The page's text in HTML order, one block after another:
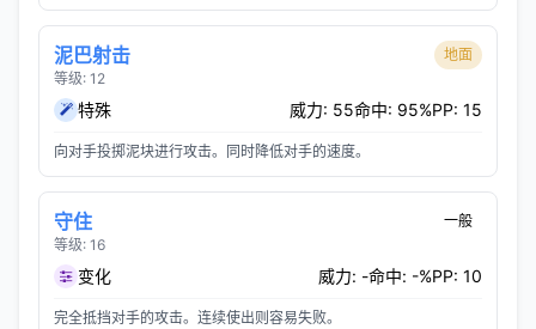
泥巴射击
等级: 12
地面
特殊 威力: 55命中: 95%PP: 15
向对手投掷泥块进行攻击。同时降低对手的速度。
守住
等级: 16
一般
变化 威力: -命中: -%PP: 10
完全抵挡对手的攻击。连续使出则容易失败。